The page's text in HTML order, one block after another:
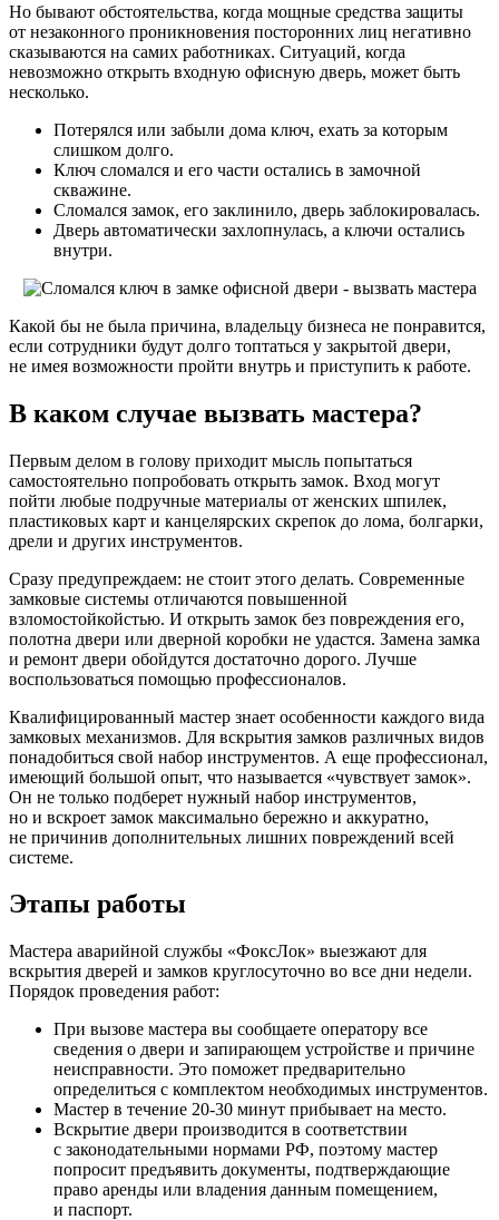
Но бывают обстоятельства, когда мощные средства защиты
от незаконного проникновения посторонних лиц негативно
сказываются на самих работниках. Ситуаций, когда
невозможно открыть входную офисную дверь, может быть
несколько.
Потерялся или забыли дома ключ, ехать за которым
слишком долго.
Ключ сломался и его части остались в замочной
скважине.
Сломался замок, его заклинило, дверь заблокировалась.
Дверь автоматически захлопнулась, а ключи остались
внутри.
Какой бы не была причина, владельцу бизнеса не понравится,
если сотрудники будут долго топтаться у закрытой двери,
не имея возможности пройти внутрь и приступить к работе.
В каком случае вызвать мастера?
Первым делом в голову приходит мысль попытаться
самостоятельно попробовать открыть замок. Вход могут
пойти любые подручные материалы от женских шпилек,
пластиковых карт и канцелярских скрепок до лома, болгарки,
дрели и других инструментов.
Сразу предупреждаем: не стоит этого делать. Современные
замковые системы отличаются повышенной
взломостойкойстью. И открыть замок без повреждения его,
полотна двери или дверной коробки не удастся. Замена замка
и ремонт двери обойдутся достаточно дорого. Лучше
воспользоваться помощью профессионалов.
Квалифицированный мастер знает особенности каждого вида
замковых механизмов. Для вскрытия замков различных видов
понадобиться свой набор инструментов. А еще профессионал,
имеющий большой опыт, что называется «чувствует замок».
Он не только подберет нужный набор инструментов,
но и вскроет замок максимально бережно и аккуратно,
не причинив дополнительных лишних повреждений всей
системе.
Этапы работы
Мастера аварийной службы «ФоксЛок» выезжают для
вскрытия дверей и замков круглосуточно во все дни недели.
Порядок проведения работ:
При вызове мастера вы сообщаете оператору все
сведения о двери и запирающем устройстве и причине
неисправности. Это поможет предварительно
определиться с комплектом необходимых инструментов.
Мастер в течение 20-30 минут прибывает на место.
Вскрытие двери производится в соответствии
с законодательными нормами РФ, поэтому мастер
попросит предъявить документы, подтверждающие
право аренды или владения данным помещением,
и паспорт.